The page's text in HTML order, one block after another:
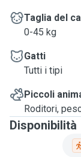
Taglia del
0-45 kg
Gatti
Tutti i tipi
Piccoli
Roditori,
Disponibilità